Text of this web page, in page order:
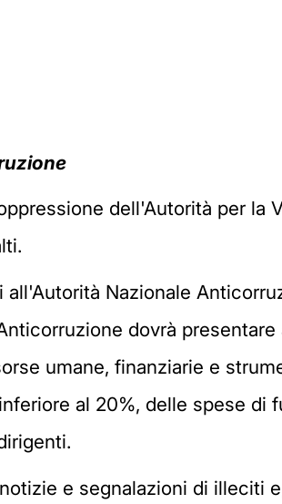
dell'Autorità per la
Nazionale
dovrà presentare
umane, finanziarie e
al 20%, delle spese di
e segnalazioni di illeciti